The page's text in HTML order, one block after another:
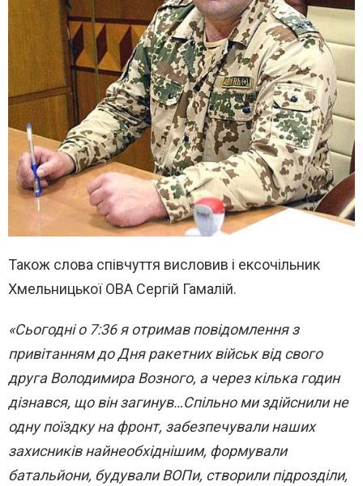
Також слова співчуття висловив і ексочільник
Хмельницької ОВА Сергій Гамалій.
«Сьогодні о 7:36 я отримав повідомлення з
привітанням до Дня ракетних військ від свого
друга Володимира Возного, а через кілька годин
дізнався, що він загинув…Спільно ми здійснили не
одну поїздку на фронт, забезпечували наших
захисників найнеобхіднішим, формували
батальйони, будували ВОПи, створили підрозділи,